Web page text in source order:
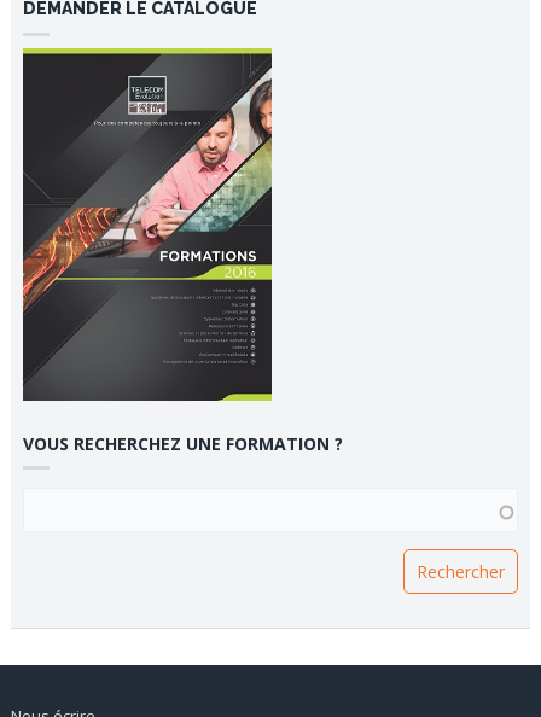
DEMANDER LE CATALOGUE
VOUS RECHERCHEZ UNE FORMATION ?